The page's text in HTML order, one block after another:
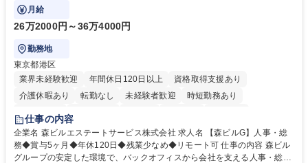
にも挑戦できる、やりがいある環境です。
月給
26万2000円～36万4000円
勤務地
東京都港区
業界未経験歓迎
年間休日120日以上
資格取得支援あり
介護休暇あり
転勤なし 未経験者歓迎
時短勤務あり
経験者歓迎
完全週休2日制
交通費支給 長期歓迎 駅近5分以内 土日祝休み
仕事の内容
企業名 森ビルエステートサービス株式会社 求人名 【森ビルG】人事・総
務◆賞与5ヶ月◆年休120日◆残業少なめ◆リモート可 仕事の内容 森ビル
グループの安定した環境で、バックオフィスから会社を支える人事・総務